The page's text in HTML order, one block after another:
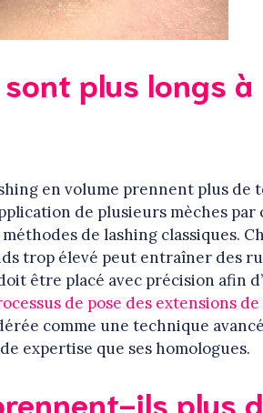
plus longs à
en volume prennent plus de
de plusieurs mèches
de lashing classiques.
trop élevé peut entraîner des
être placé avec précision afin
de pose des extensions
comme une technique
expertise que ses homologues.
ils plus